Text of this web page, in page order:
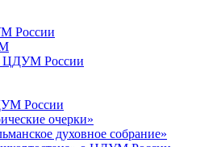
России
ЦДУМ России
России
очерки»
духовное собрание»